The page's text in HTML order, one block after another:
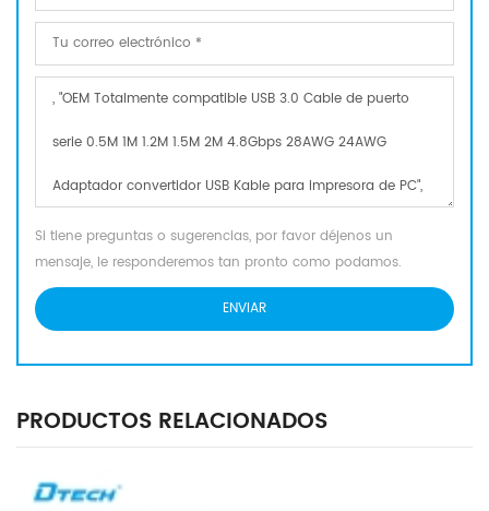
Si tiene preguntas o sugerencias, por favor déjenos un
mensaje, le responderemos tan pronto como podamos.
PRODUCTOS RELACIONADOS